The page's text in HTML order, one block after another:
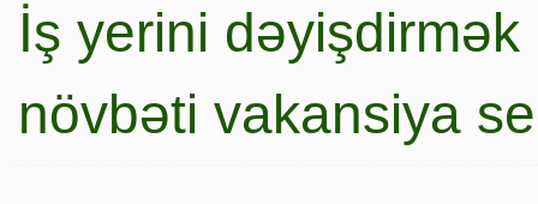
İş yerini
növbəti vakansiya